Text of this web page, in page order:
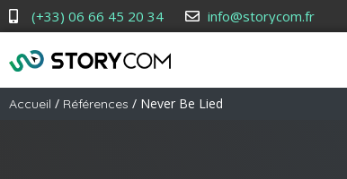
(+33) 06 66 45 20 34 info@storycom.fr
Accueil / Références / Never Be Lied